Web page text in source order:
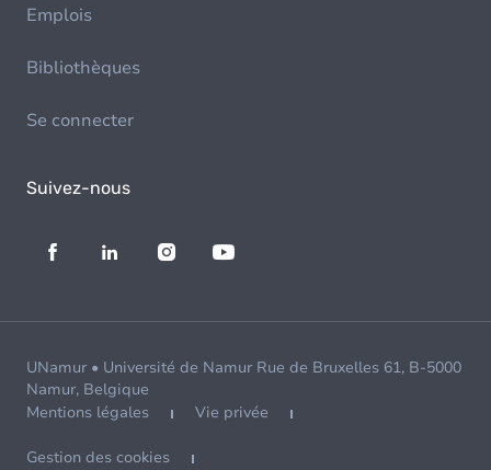
Emplois
Bibliothèques
Se connecter
Suivez-nous
UNamur • Université de Namur Rue de Bruxelles 61, B-5000
Namur, Belgique
Mentions légales
Vie privée
Gestion des cookies